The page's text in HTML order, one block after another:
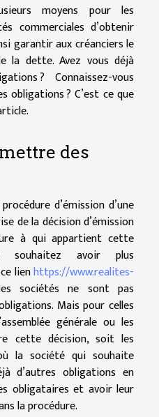
moyens pour les
commerciales d’obtenir
garantir aux créanciers le
la dette. Avez vous déjà
? Connaissez-vous
obligations ? C’est ce que
des
d’émission d’une
de la décision d’émission
à qui appartient cette
souhaitez avoir plus
lienhttps://www.realites-
sociétés ne sont pas
Mais pour celles
générale ou les
cette décision, soit les
la société qui souhaite
d’autres obligations en
obligataires et avoir leur
la procédure.